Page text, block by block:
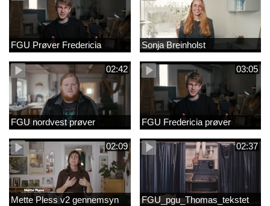
FGU Prøver Fredericia Sonja Breinholst
02:42
FGU nordvest prøver
03:05
FGU Fredericia prøver
02:09
Mette Pless v2 gennemsyn
02:37
FGU_pgu_Thomas_tekstet